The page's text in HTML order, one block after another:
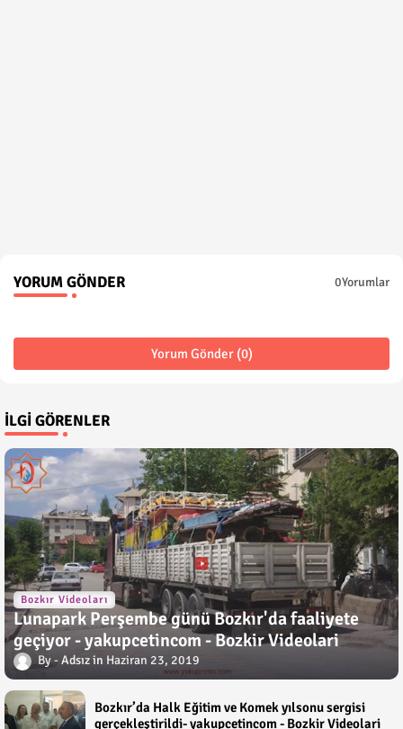
YORUM GÖNDER 0Yorumlar
Yorum Gönder (0)
İLGI GÖRENLER
Bozkır Videoları
Lunapark Perşembe günü Bozkır'da faaliyete
geçiyor - yakupcetincom - Bozkir Videolari
Adsız Haziran 23, 2019
Bozkır’da Halk Eğitim ve Komek yılsonu sergisi
gerçekleştirildi- yakupcetincom - Bozkir Videolari